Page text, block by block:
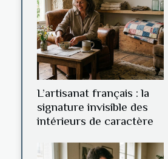
L’artisanat français : la
signature invisible des
intérieurs de caractère